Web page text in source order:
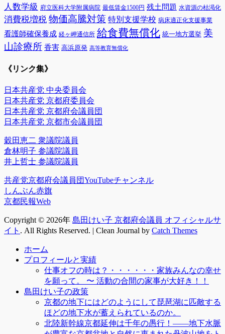
人数学級 府立医科大学附属病院 最低賃金1500円 残土問題 水資源の枯渇化
消費税増税 物価高騰対策 特別支援学校 病床適正化支援事業
看護師確保養成 経ヶ岬通信所 給食費無償化 統一地方選挙 美
山診療所 香害 高浜原発 高等教育無償化
《リンク集》
日本共産党 中央委員会
日本共産党 京都府委員会
日本共産党 京都府会議員団
日本共産党 京都市会議員団
穀田恵二 衆議院議員
倉林明子 参議院議員
井上哲士 参議院議員
共産党京都府会議員団YouTubeチャンネル
しんぶん赤旗
京都民報Web
Copyright © 2026年 島田けい子 京都府会議員 オフィシャルサ
イト . All Rights Reserved. | Clean Journal by Catch Themes
ホーム
プロフィールと実績
仕事オフの時は？・・・・・・家族みんなの幸せ
を願って。 〜 活動の合間の家事が大好き！！
島田けい子の政策
京都の地下にはどのようにして琵琶湖に匹敵する
ほどの地下水が蓄えられているのか。
北陸新幹線京都延伸は千年の愚行！――地下水脈